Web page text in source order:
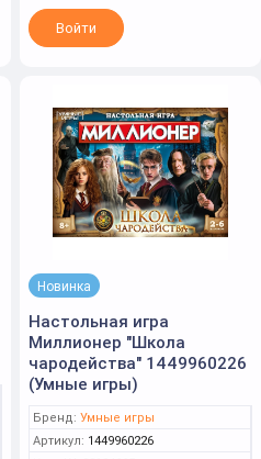
Войти
Новинка
Настольная игра
Миллионер "Школа
чародейства" 1449960226
(Умные игры)
Бренд: Умные игры
Артикул: 1449960226